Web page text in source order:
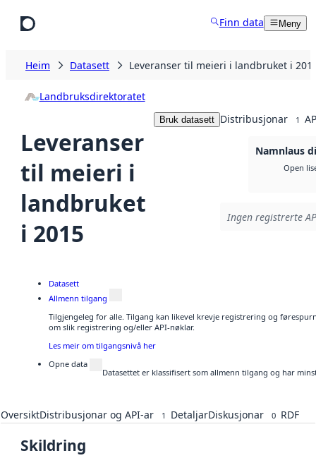
Finn data Meny
Heim Datasett Leveranser til meieri i landbruket i
Landbruksdirektoratet
Leveranser
til meieri i
landbruket
i 2015
Bruk datasett Distribusjonar 1
Namnlaus
Open
Ingen registrerte
Datasett
Allmenn tilgang
Tilgjengeleg for alle. Tilgang kan likevel krevje registrering og
om slik registrering og/eller API-nøklar.
Les meir om tilgangsnivå her
Opne data
Datasettet er klassifisert som allmenn tilgang og har
OversiktDistribusjonar og API-ar 1 DetaljarDiskusjonar 0 RDF
Skildring